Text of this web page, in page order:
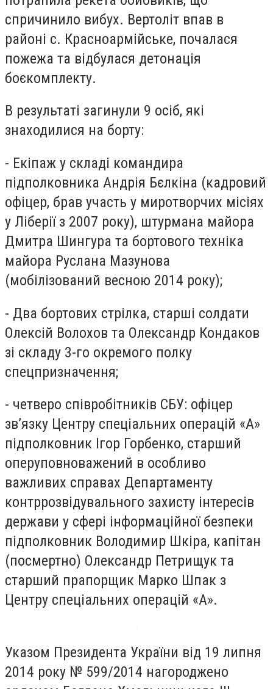
спричинило вибух. Вертоліт впав в
районі с. Красноармійське, почалася
пожежа та відбулася детонація
боєкомплекту.
В результаті загинули 9 осіб, які
знаходилися на борту:
- Екіпаж у складі командира
підполковника Андрія Бєлкіна (кадровий
офіцер, брав участь у миротворчих місіях
у Ліберії з 2007 року), штурмана майора
Дмитра Шингура та бортового техніка
майора Руслана Мазунова
(мобілізований весною 2014 року);
- Два бортових стрілка, старші солдати
Олексій Волохов та Олександр Кондаков
зі складу 3-го окремого полку
спецпризначення;
- четверо співробітників СБУ: офіцер
зв’язку Центру спеціальних операцій «А»
підполковник Ігор Горбенко, старший
оперуповноважений в особливо
важливих справах Департаменту
контррозвідувального захисту інтересів
держави у сфері інформаційної безпеки
підполковник Володимир Шкіра, капітан
(посмертно) Олександр Петрищук та
старший прапорщик Марко Шпак з
Центру спеціальних операцій «А».
Указом Президента України від 19 липня
2014 року № 599/2014 нагороджено